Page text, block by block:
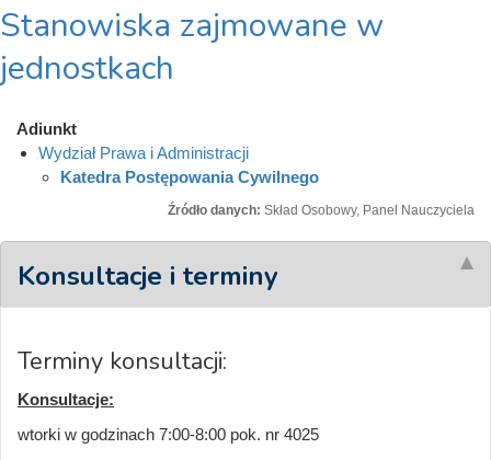
Stanowiska zajmowane w
jednostkach
Adiunkt
Wydział Prawa i Administracji
Katedra Postępowania Cywilnego
Źródło danych: Skład Osobowy, Panel Nauczyciela
Konsultacje i terminy
Terminy konsultacji:
Konsultacje:
wtorki w godzinach 7:00-8:00 pok. nr 4025